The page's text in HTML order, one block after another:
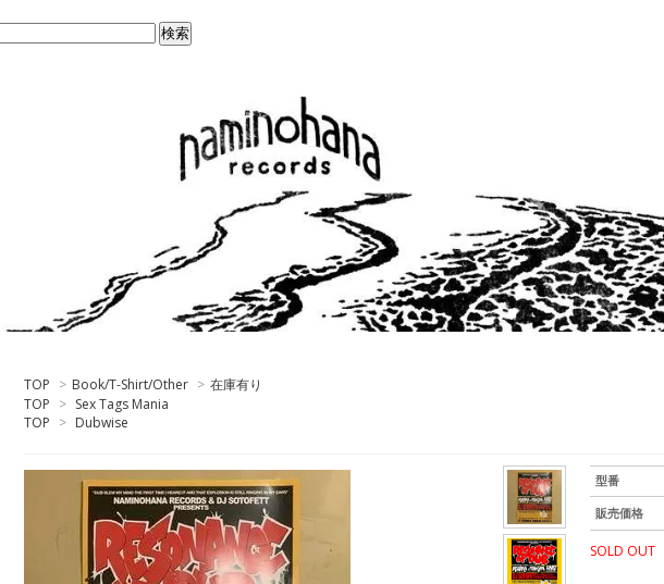
TOP > Book/T-Shirt/Other > 在庫有り
TOP > Sex Tags Mania
TOP > Dubwise
型番
販売価格
SOLD OUT